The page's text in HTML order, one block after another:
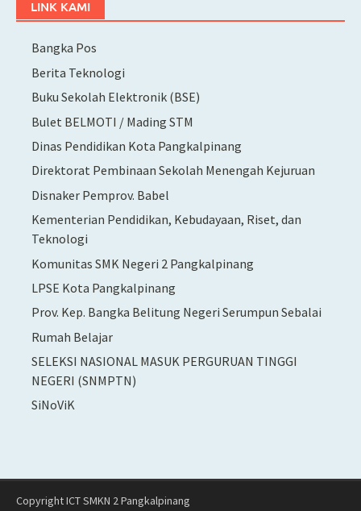
LINK KAMI
Bangka Pos
Berita Teknologi
Buku Sekolah Elektronik (BSE)
Bulet BELMOTI / Mading STM
Dinas Pendidikan Kota Pangkalpinang
Direktorat Pembinaan Sekolah Menengah Kejuruan
Disnaker Pemprov. Babel
Kementerian Pendidikan, Kebudayaan, Riset, dan
Teknologi
Komunitas SMK Negeri 2 Pangkalpinang
LPSE Kota Pangkalpinang
Prov. Kep. Bangka Belitung Negeri Serumpun Sebalai
Rumah Belajar
SELEKSI NASIONAL MASUK PERGURUAN TINGGI
NEGERI (SNMPTN)
SiNoViK
Copyright ICT SMKN 2 Pangkalpinang